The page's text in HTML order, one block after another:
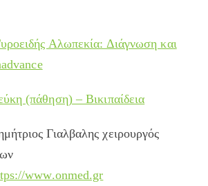
Αλωπεκία: Διάγνωση και
(πάθηση) – Βικιπαίδεια
Γιαλβαλης χειρουργός